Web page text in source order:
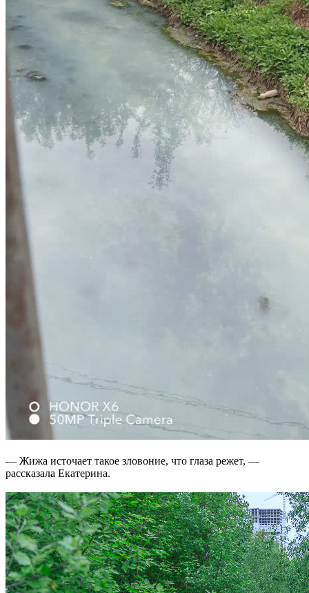
— Жижа источает такое зловоние, что глаза режет, —
рассказала Екатерина.